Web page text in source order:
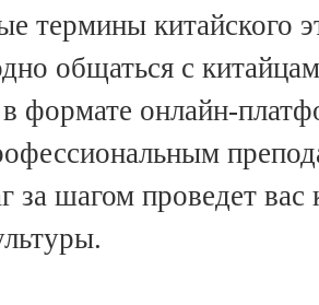
термины китайского
общаться с
в формате онлайн-
за шагом проведет